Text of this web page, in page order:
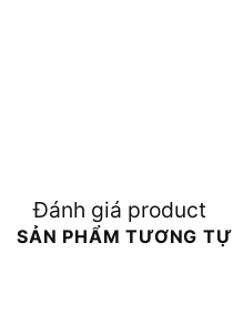
Đánh giá product
SẢN PHẨM TƯƠNG TỰ